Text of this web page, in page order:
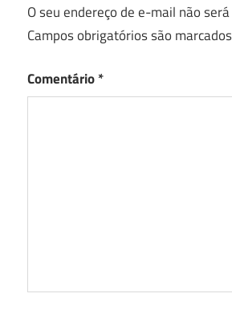
O seu endereço de e-mail não
Campos obrigatórios são
Comentário*